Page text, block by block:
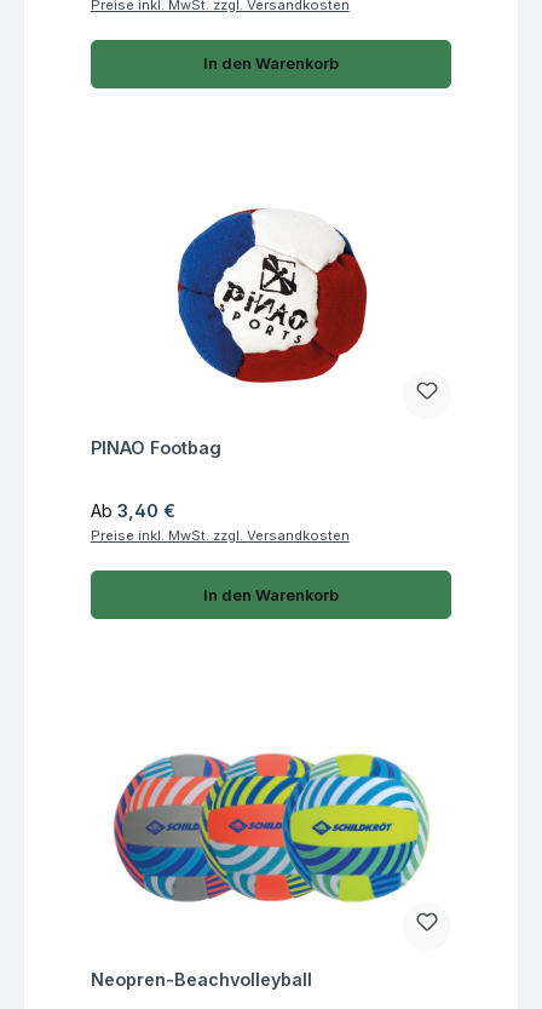
Preise inkl. MwSt. zzgl. Versandkosten
In den Warenkorb
Fragen zum Artikel
PINAO Footbag
Regulärer Preis:
Ab 3,40 €
Preise inkl. MwSt. zzgl. Versandkosten
In den Warenkorb
Fragen zum Artikel
Neopren-Beachvolleyball